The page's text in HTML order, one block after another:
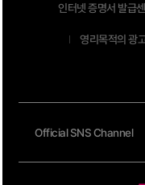
Official SNS Channel
인터넷 증명서 발급
영리목적의 광